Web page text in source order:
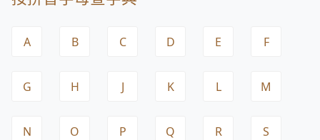
A B C D E F
G H J K L M
N O P Q R S